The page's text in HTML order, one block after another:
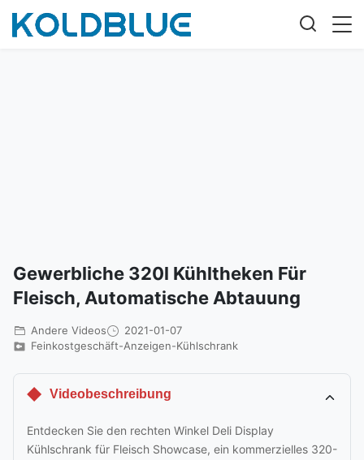
Gewerbliche 320l Kühltheken Für
Fleisch, Automatische Abtauung
Andere Videos
2021-01-07
Feinkostgeschäft-Anzeigen-Kühlschrank
Videobeschreibung
Entdecken Sie den rechten Winkel Deli Display
Kühlschrank für Fleisch Showcase, ein kommerzielles 320-